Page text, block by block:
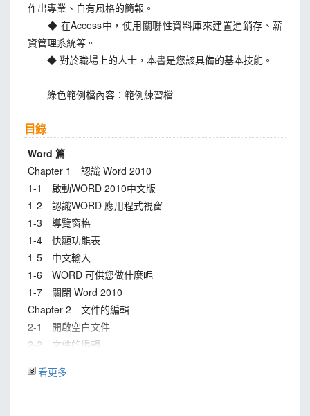
作出專業、自有風格的簡報。
◆ 在Access中，使用關聯性資料庫來建置進銷存、薪
資管理系統等。
◆ 對於職場上的人士，本書是您該具備的基本技能。
綠色範例檔內容：範例練習檔
目錄
Word 篇
Chapter 1 認識 Word 2010
1-1 啟動WORD 2010中文版
1-2 認識WORD 應用程式視窗
1-3 導覽窗格
1-4 快顯功能表
1-5 中文輸入
1-6 WORD 可供您做什麼呢
1-7 關閉 Word 2010
Chapter 2 文件的編輯
2-1 開啟空白文件
2-2 文件的編輯
2-4 文件的修改
看更多